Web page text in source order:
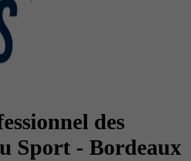
des
Sport - Bordeaux